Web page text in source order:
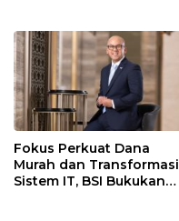
Fokus Perkuat Dana
Murah dan Transformasi
Sistem IT, BSI Bukukan